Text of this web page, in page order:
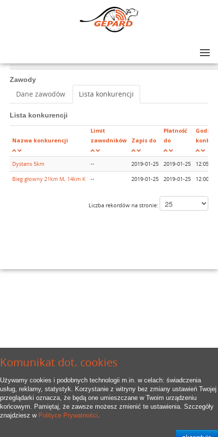
Komunikat dot. cookies
Używamy cookies i podobnych technologii m.in. w celach: świadczenia
usług, reklamy, statystyk. Korzystanie z witryny bez zmiany ustawień Twojej
przeglądarki oznacza, że będą one umieszczane w Twoim urządzeniu
końcowym. Pamiętaj, że zawsze możesz zmienić te ustawienia. Szczegóły
znajdziesz w Polityce Prywatności.
Zawody
Dane zawodów Lista konkurencji
Lista konkurencji
Nazwa konkurencji
Limit
zawodników
Zapis do
Płatność
do
Dystans 5km -- 2019-01-25 2019-01-25 12:05
Bieg głowny 21km M, 14km K -- 2019-01-25 2019-01-25 12:00
Liczba rekordów na stronie: